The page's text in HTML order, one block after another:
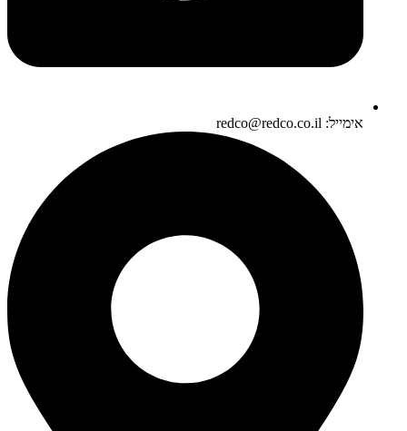
אימייל: redco@redco.co.il